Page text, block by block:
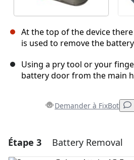
At the top of the device
is used to remove the
Using a pry tool or your
battery door from the main
Demander à FixBot
Ajouter un
Étape 3 Battery Removal